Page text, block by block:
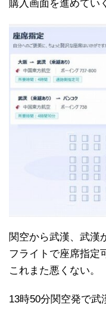
購入画面を進めてい
関空から武漢、武漢
フライトで座席指定
これまた悪くない。
13時50分関空発で